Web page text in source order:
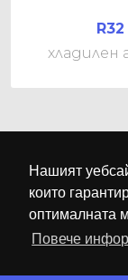
Нашият
които
оптималната
Повече
R32
хладилен
©М-